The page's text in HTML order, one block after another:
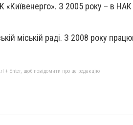
З 2005 року – в
міській раді. З 2008 року
+ Enter, щоб повідомити про це редакцію